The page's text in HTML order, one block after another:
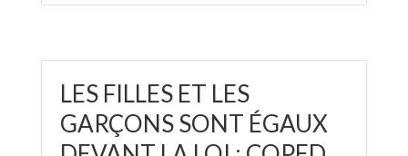
LES FILLES ET LES
GARÇONS SONT ÉGAUX